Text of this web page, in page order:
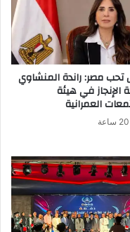
مصر: راندة المنشاوي
الإنجاز في هيئة
العمرانية